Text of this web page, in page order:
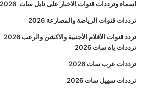
اسماء وترددات قنوات الاخبار على نايل سات 2026
ترددات قنوات الرياضة والمصارعة 2026
تردد قنوات الأفلام الأجنبية والاكشن والرعب2026
ترددات ياه سات 2026
ترددات عرب سات 2026
ترددات سهيل سات 2026